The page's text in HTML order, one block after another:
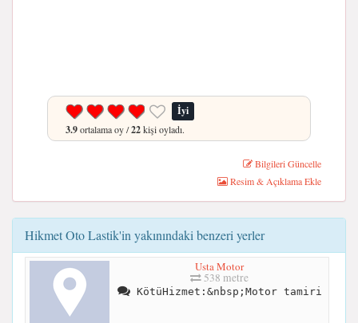
İyi
3.9ortalama oy /22kişi oyladı.
Bilgileri Güncelle
Resim & Açıklama Ekle
Hikmet Oto Lastik'in yakınındaki benzeri yerler
Usta Motor
538 metre
KötüHizmet:&nbsp;Motor tamiri